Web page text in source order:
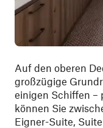
Auf den oberen
großzügige
einigen Schiffen –
können Sie
Eigner-Suite,